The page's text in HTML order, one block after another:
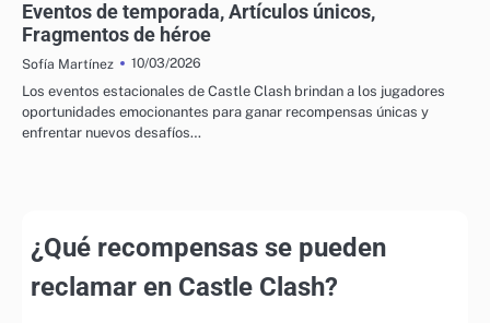
Eventos de temporada, Artículos únicos,
Fragmentos de héroe
Sofía Martínez
10/03/2026
Los eventos estacionales de Castle Clash brindan a los jugadores
oportunidades emocionantes para ganar recompensas únicas y
enfrentar nuevos desafíos…
¿Qué recompensas se pueden
reclamar en Castle Clash?